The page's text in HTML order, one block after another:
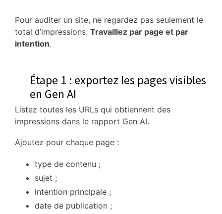
Pour auditer un site, ne regardez pas seulement le
total d’impressions. Travaillez par page et par
intention.
Étape 1 : exportez les pages visibles
en Gen AI
Listez toutes les URLs qui obtiennent des
impressions dans le rapport Gen AI.
Ajoutez pour chaque page :
type de contenu ;
sujet ;
intention principale ;
date de publication ;